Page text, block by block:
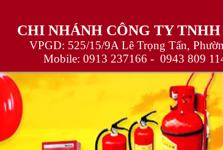
CHI NHÁNH CÔNG TY
VPGD: 525/15/9A Lê Trọng Tấn,
Mobile: 0913 237166 - 0943 809